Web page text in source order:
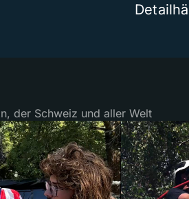
der Schweiz und aller Welt